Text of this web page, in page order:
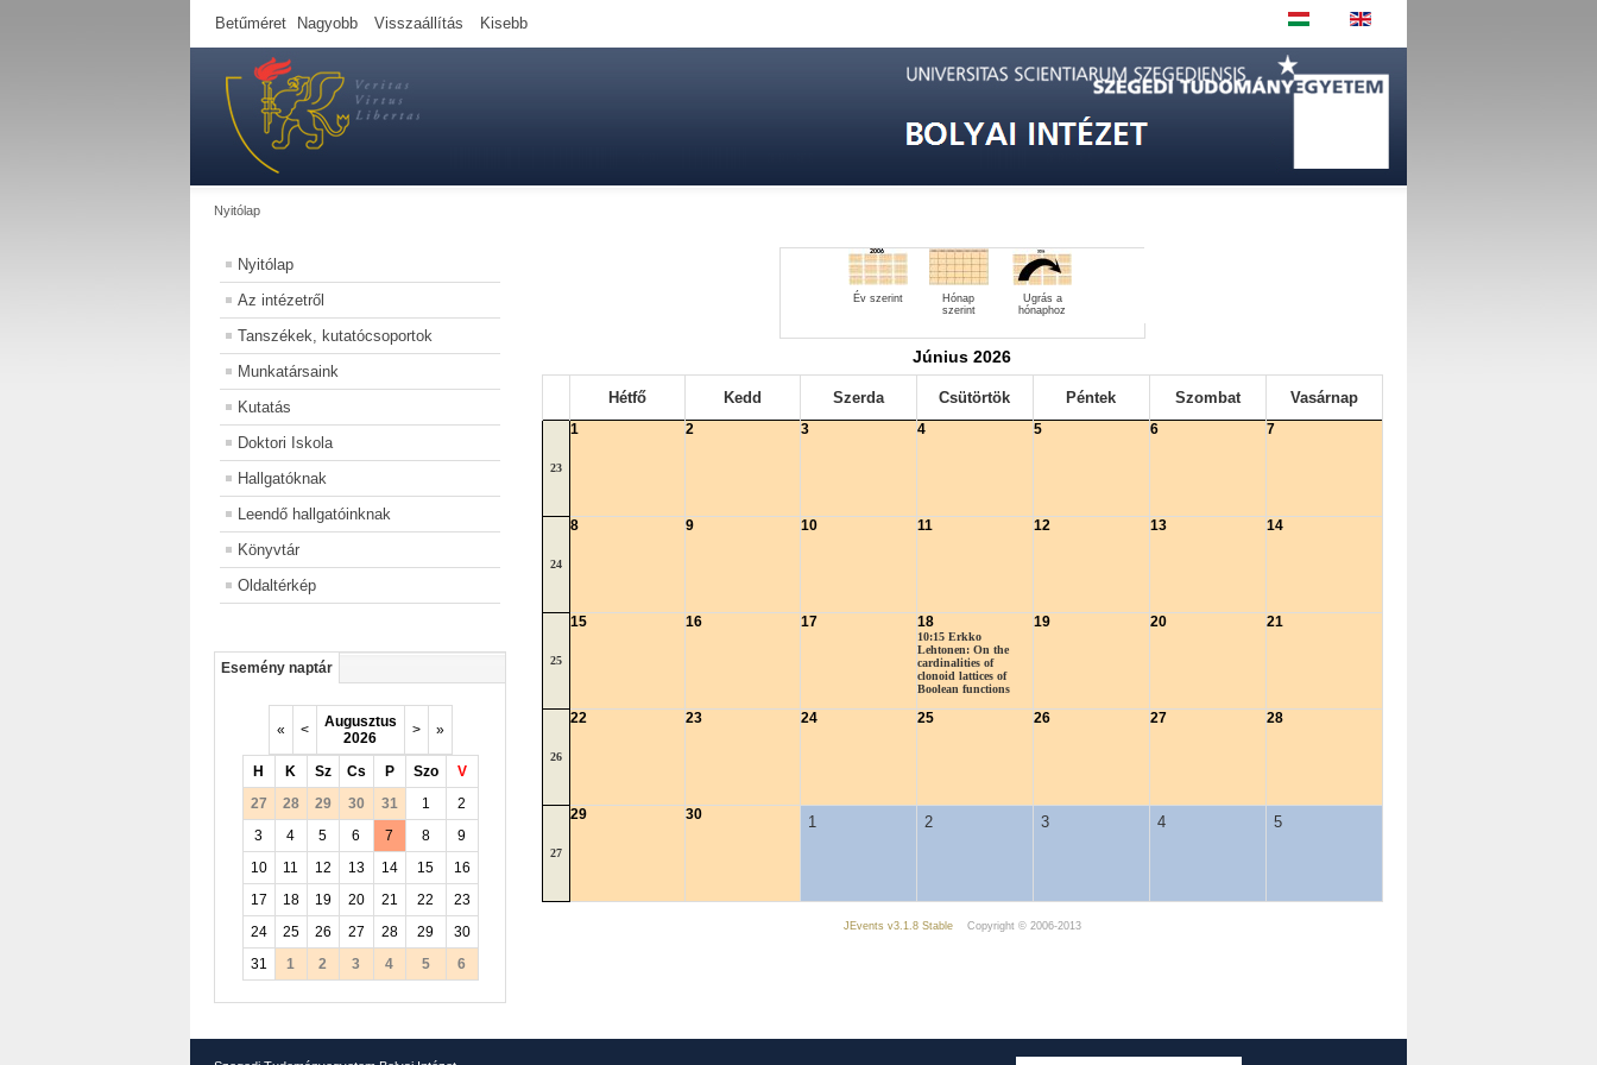
Betűméret Nagyobb Visszaállítás Kisebb
Nyitólap
Nyitólap
Az intézetről
Tanszékek, kutatócsoportok
Munkatársaink
Kutatás
Doktori Iskola
Hallgatóknak
Leendő hallgatóinknak
Könyvtár
Oldaltérkép
Esemény naptár
« <
Augusztus
2026
> »
H K Sz Cs P Szo
V
27
28 29 30 31 1
2
3
4 5 6 7 8
9
10
11 12 13 14 15
16
17
18 19 20 21 22
23
24
25 26 27 28 29
30
31
1 2 3 4 5 6
Év szerint
Hónap
szerint
Ugrás a
hónaphoz
Június 2026
Hétfő Kedd Szerda Csütörtök Péntek Szombat Vasárnap
23
1 2 3 4 5 6 7
24
8 9 10 11 12 13 14
25
15 16 17 18
10:15 Erkko
Lehtonen: On the
cardinalities of
clonoid lattices of
Boolean functions
19 20 21
26
22 23 24 25 26 27 28
27
29 30 1 2 3 4 5
JEvents v3.1.8 Stable Copyright © 2006-2013